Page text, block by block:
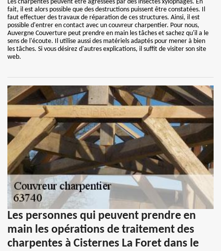
Les charpentes peuvent être agressées par des insectes xylophages. En
fait, il est alors possible que des destructions puissent être constatées. Il
faut effectuer des travaux de réparation de ces structures. Ainsi, il est
possible d'entrer en contact avec un couvreur charpentier. Pour nous,
Auvergne Couverture peut prendre en main les tâches et sachez qu'il a le
sens de l'écoute. Il utilise aussi des matériels adaptés pour mener à bien
les tâches. Si vous désirez d'autres explications, il suffit de visiter son site
web.
Les personnes qui peuvent prendre en
main les opérations de traitement des
charpentes à Cisternes La Foret dans le